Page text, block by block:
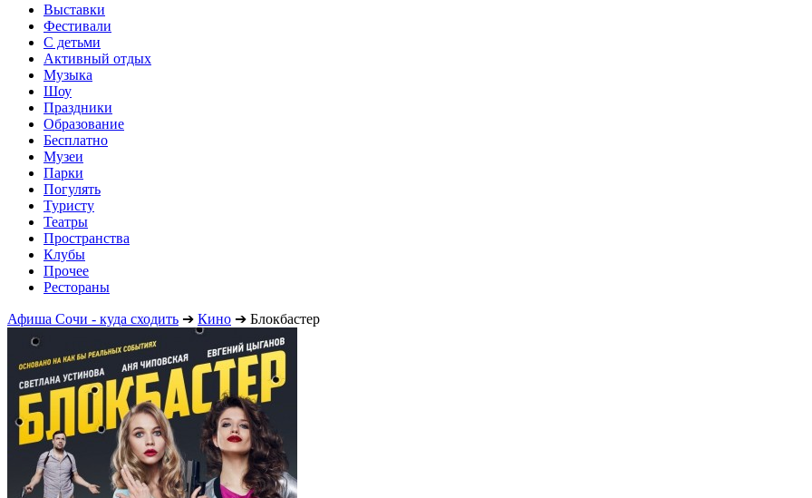
Выставки
Фестивали
С детьми
Активный отдых
Музыка
Шоу
Праздники
Образование
Бесплатно
Музеи
Парки
Погулять
Туристу
Театры
Пространства
Клубы
Прочее
Рестораны
Афиша Сочи - куда сходить ➔ Кино ➔ Блокбастер